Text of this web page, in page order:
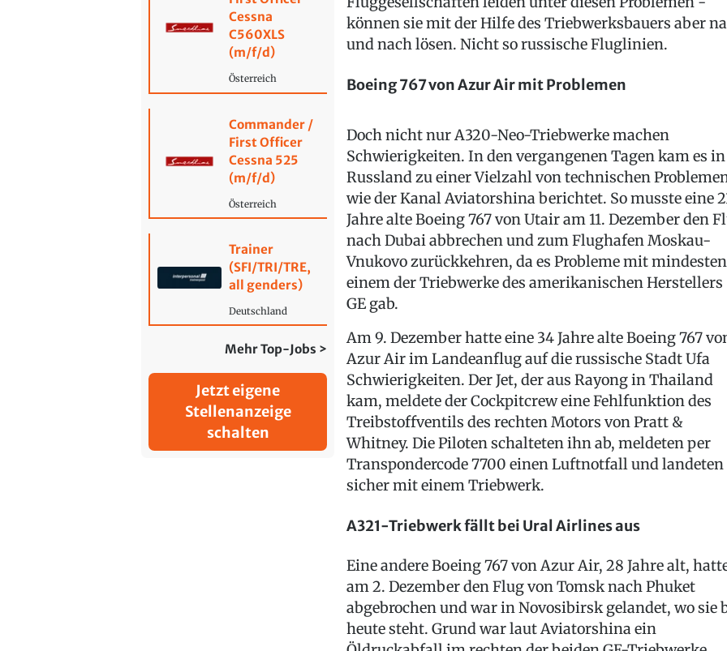
Cessna
C560XLS
(m/f/d)
Österreich
Commander /
First Officer
Cessna 525
(m/f/d)
Österreich
Trainer
(SFI/TRI/TRE,
all genders)
Deutschland
Mehr Top-Jobs >
Jetzt eigene
Stellenanzeige
schalten
können sie mit der Hilfe des Triebwerksbauers aber
und nach lösen. Nicht so russische Fluglinien.
Boeing 767 von Azur Air mit Problemen
Doch nicht nur A320-Neo-Triebwerke machen
Schwierigkeiten. In den vergangenen Tagen kam es in
Russland zu einer Vielzahl von technischen
wie der Kanal Aviatorshina berichtet. So musste eine
Jahre alte Boeing 767 von Utair am 11. Dezember den
nach Dubai abbrechen und zum Flughafen Moskau-
Vnukovo zurückkehren, da es Probleme mit
einem der Triebwerke des amerikanischen Herstellers
GE gab.
Am 9. Dezember hatte eine 34 Jahre alte Boeing 767
Azur Air im Landeanflug auf die russische Stadt Ufa
Schwierigkeiten. Der Jet, der aus Rayong in Thailand
kam, meldete der Cockpitcrew eine Fehlfunktion des
Treibstoffventils des rechten Motors von Pratt &
Whitney. Die Piloten schalteten ihn ab, meldeten per
Transpondercode 7700 einen Luftnotfall und landeten
sicher mit einem Triebwerk.
A321-Triebwerk fällt bei Ural Airlines aus
Eine andere Boeing 767 von Azur Air, 28 Jahre alt,
am 2. Dezember den Flug von Tomsk nach Phuket
abgebrochen und war in Novosibirsk gelandet, wo sie
heute steht. Grund war laut Aviatorshina ein